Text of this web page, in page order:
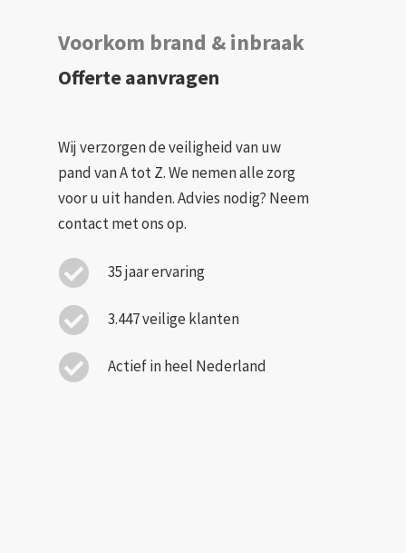
Voorkom brand & inbraak
Offerte aanvragen
Wij verzorgen de veiligheid van uw
pand van A tot Z. We nemen alle zorg
voor u uit handen. Advies nodig? Neem
contact met ons op.
35 jaar ervaring
3.447 veilige klanten
Actief in heel Nederland